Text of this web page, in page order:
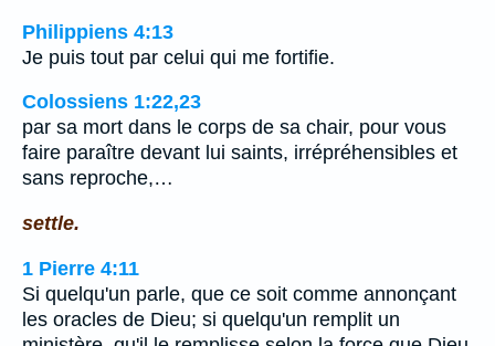
Philippiens 4:13
Je puis tout par celui qui me fortifie.
Colossiens 1:22,23
par sa mort dans le corps de sa chair, pour vous
faire paraître devant lui saints, irrépréhensibles et
sans reproche,…
settle.
1 Pierre 4:11
Si quelqu'un parle, que ce soit comme annonçant
les oracles de Dieu; si quelqu'un remplit un